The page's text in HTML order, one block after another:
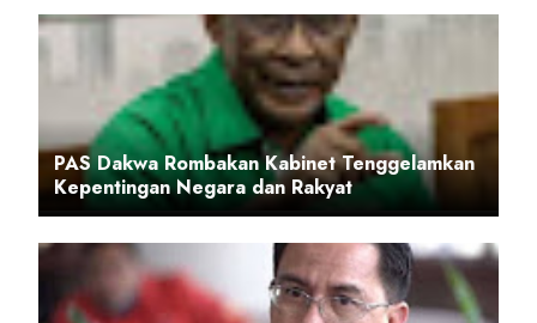
PAS Dakwa Rombakan Kabinet Tenggelamkan
Kepentingan Negara dan Rakyat